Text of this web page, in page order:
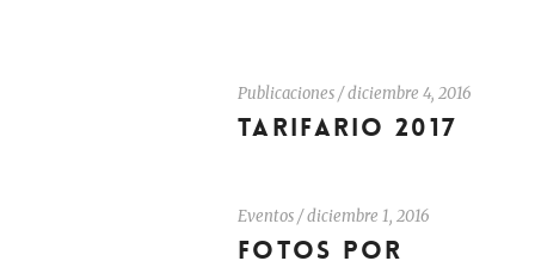
Publicaciones/diciembre 4, 2016
TARIFARIO 2017
Eventos/diciembre 1, 2016
FOTOS POR